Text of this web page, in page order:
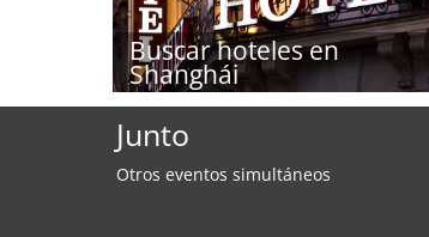
Buscar hoteles en
Shanghái
Junto
Otros eventos simultáneos